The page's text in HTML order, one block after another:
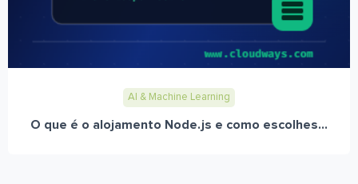
AI & Machine Learning
O que é o alojamento Node.js e como escolhes...